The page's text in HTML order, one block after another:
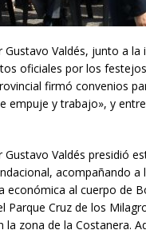
Gustavo Valdés, junto a
oficiales por los
firmó convenios
empuje y trabajo», y
Gustavo Valdés presidió
acompañando
económica al cuerpo de
Parque Cruz de los
la zona de la Costanera.